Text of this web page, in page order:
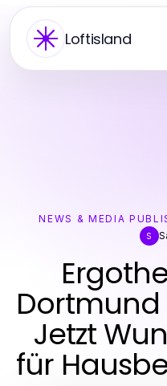
Loftisland
NEWS & MEDIA
S
Jetzt
für